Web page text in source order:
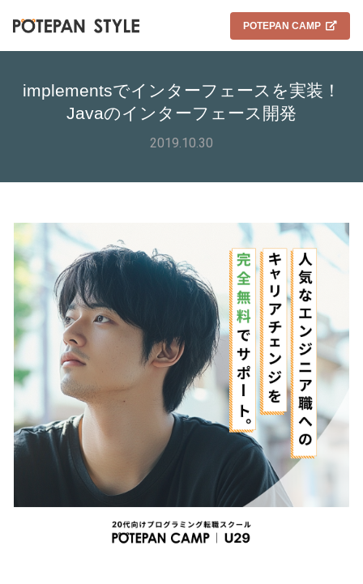
POTEPAN CAMP
implementsでインターフェースを実装！
Javaのインターフェース開発
2019.10.30